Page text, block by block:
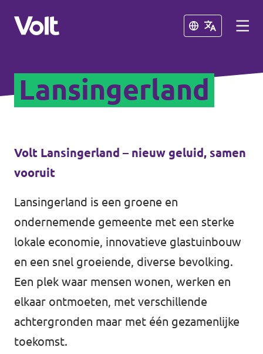
Sluiten
Overzicht fracties en communities
Fracties
Delft
Rotterdam
Communities
Delft
Den Haag
Sluiten
Over Volt
Mensen
Agenda
Lansingerland
Volt Lansingerland – nieuw geluid, samen
vooruit
Lansingerland is een groene en
ondernemende gemeente met een sterke
lokale economie, innovatieve glastuinbouw
en een snel groeiende, diverse bevolking.
Een plek waar mensen wonen, werken en
elkaar ontmoeten, met verschillende
achtergronden maar met één gezamenlijke
toekomst.